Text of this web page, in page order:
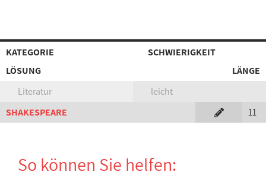
KATEGORIE
SCHWIERIGKEIT
LÖSUNG
LÄNGE
Literatur
leicht
SHAKESPEARE
11
So können Sie helfen: